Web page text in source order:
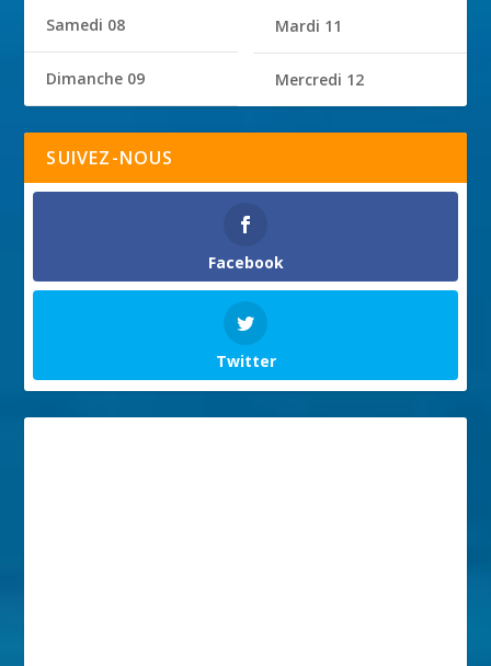
Samedi 08
Dimanche 09
Mardi 11
Mercredi 12
SUIVEZ-NOUS
Facebook
Twitter